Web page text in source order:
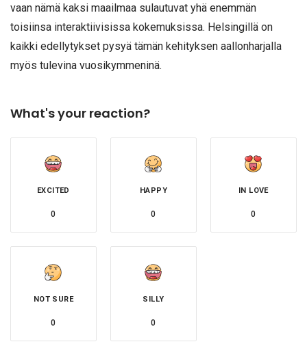
vaan nämä kaksi maailmaa sulautuvat yhä enemmän
toisiinsa interaktiivisissa kokemuksissa. Helsingillä on
kaikki edellytykset pysyä tämän kehityksen aallonharjalla
myös tulevina vuosikymmeninä.
What's your reaction?
EXCITED
0
HAPPY
0
IN LOVE
0
NOT SURE
0
SILLY
0